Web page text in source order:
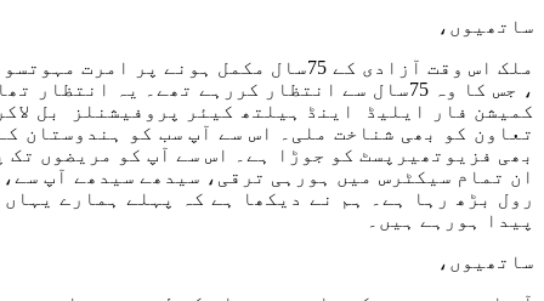
ساتھیوں،
ملک اس وقت آزادی کے 75سال مکمل
، جس کا وہ 75سال سے انتظار کررہے تھے۔ یہ
کمیشن فار ایلیڈ اینڈ ہیلتھ کیئر پروفیشنلز بل
تعاون کو بھی شناخت ملی۔ اس سے آپ سب کو ہندوستان
بھی فزیوتھیرپسٹ کو جوڑا ہے۔ اس سے آپ کو مریضوں
ان تمام سیکٹرس میں ہورہی ترقی، سیدھے سیدھے آپ
رول بڑھ رہا ہے۔ ہم نے دیکھا ہے کہ پہلے ہمارے
پیدا ہورہے ہیں۔
ساتھیوں،